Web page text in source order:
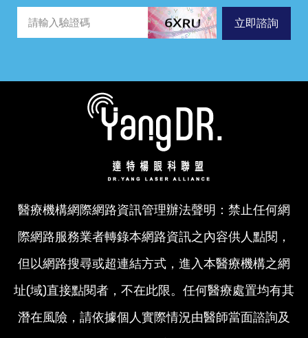
立即諮詢
醫療機構網際網路資訊管理辦法聲明：禁止任何網
際網路服務業者轉錄本網路資訊之內容供人點閱，
但以網路搜尋或超連結方式，進入本醫療機構之網
址(域)直接點閱者，不在此限。任何醫療處置均有其
潛在風險，請依據個人實際情況由醫師當面諮詢及